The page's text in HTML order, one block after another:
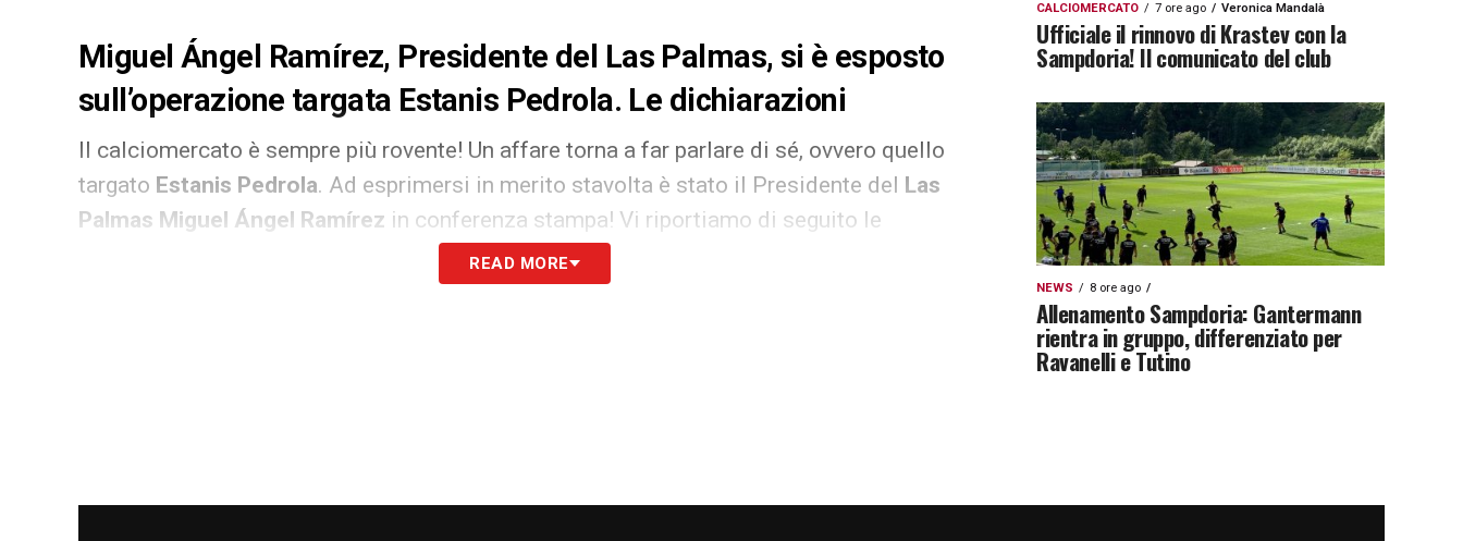
Miguel Ángel Ramírez, Presidente del Las Palmas, si è esposto
sull’operazione targata Estanis Pedrola. Le dichiarazioni
Il calciomercato è sempre più rovente! Un affare torna a far parlare di sé, ovvero quello
targato Estanis Pedrola. Ad esprimersi in merito stavolta è stato il Presidente del Las
Palmas Miguel Ángel Ramírez in conferenza stampa! Vi riportiamo di seguito le
udlaspalmas.net:READ MORE
CALCIOMERCATO 7 ore ago Veronica Mandalà
Ufficiale il rinnovo di Krastev con la
Sampdoria! Il comunicato del club
NEWS 8 ore ago
Allenamento Sampdoria: Gantermann
rientra in gruppo, differenziato per
Ravanelli e Tutino